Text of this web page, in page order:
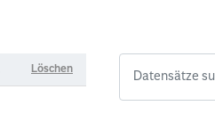
Löschen